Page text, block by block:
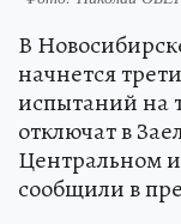
В
начнется
испытаний на
отключат в
Центральном
сообщили в